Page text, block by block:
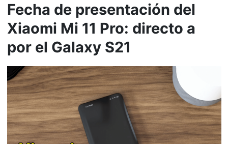
Fecha de presentación del
Xiaomi Mi 11 Pro: directo a
por el Galaxy S21